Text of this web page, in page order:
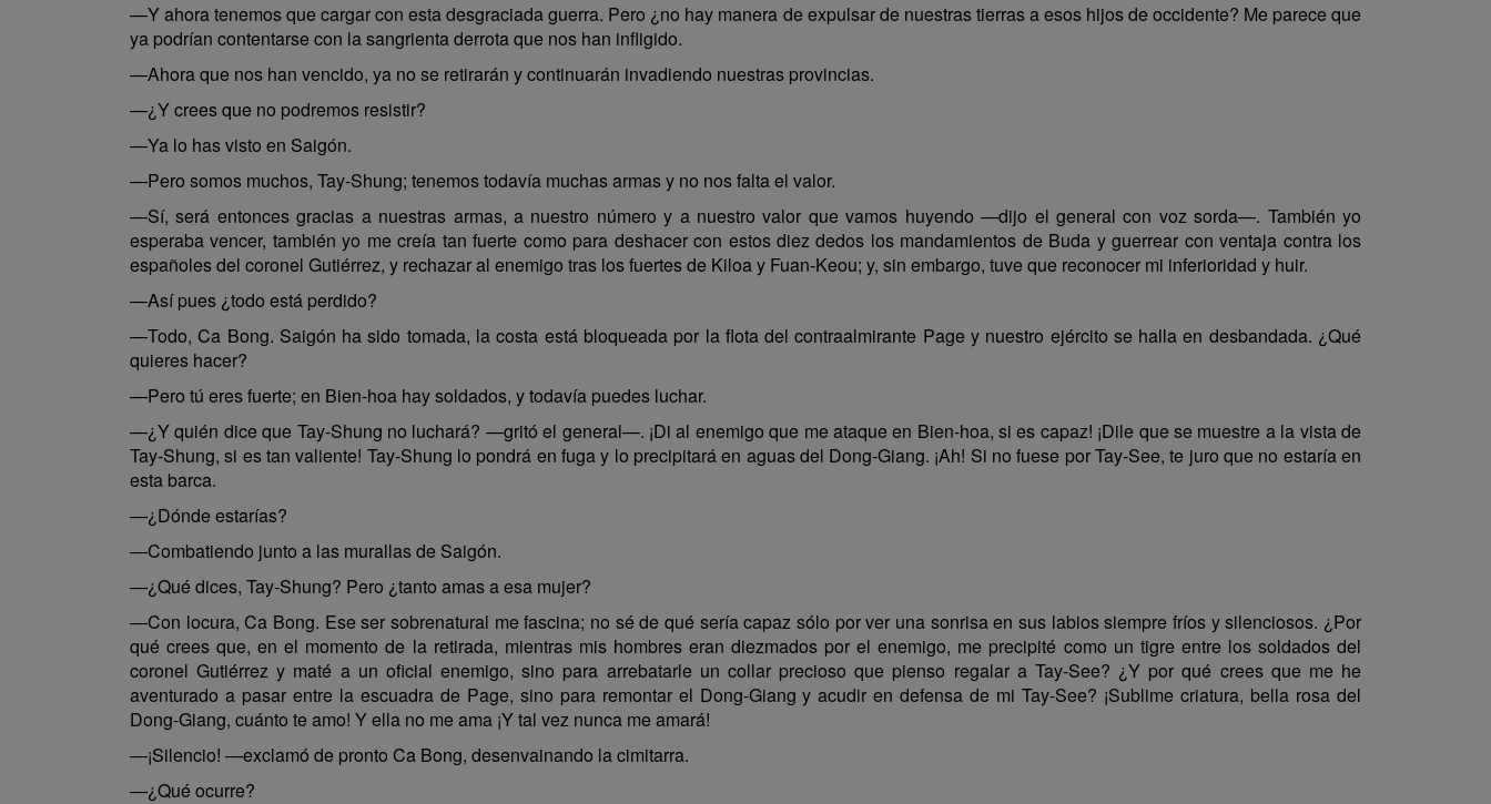
—Y ahora tenemos que cargar con esta desgraciada guerra. Pero ¿no hay manera de expulsar de nuestras tierras a esos hijos de occidente? Me parece que
ya podrían contentarse con la sangrienta derrota que nos han infligido.
—Ahora que nos han vencido, ya no se retirarán y continuarán invadiendo nuestras provincias.
—¿Y crees que no podremos resistir?
—Ya lo has visto en Saigón.
—Pero somos muchos, Tay-Shung; tenemos todavía muchas armas y no nos falta el valor.
—Sí, será entonces gracias a nuestras armas, a nuestro número y a nuestro valor que vamos huyendo —dijo el general con voz sorda—. También yo
esperaba vencer, también yo me creía tan fuerte como para deshacer con estos diez dedos los mandamientos de Buda y guerrear con ventaja contra los
españoles del coronel Gutiérrez, y rechazar al enemigo tras los fuertes de Kiloa y Fuan-Keou; y, sin embargo, tuve que reconocer mi inferioridad y huir.
—Así pues ¿todo está perdido?
—Todo, Ca Bong. Saigón ha sido tomada, la costa está bloqueada por la flota del contraalmirante Page y nuestro ejército se halla en desbandada. ¿Qué
quieres hacer?
—Pero tú eres fuerte; en Bien-hoa hay soldados, y todavía puedes luchar.
—¿Y quién dice que Tay-Shung no luchará? —gritó el general—. ¡Di al enemigo que me ataque en Bien-hoa, si es capaz! ¡Dile que se muestre a la vista de
Tay-Shung, si es tan valiente! Tay-Shung lo pondrá en fuga y lo precipitará en aguas del Dong-Giang. ¡Ah! Si no fuese por Tay-See, te juro que no estaría en
esta barca.
—¿Dónde estarías?
—Combatiendo junto a las murallas de Saigón.
—¿Qué dices, Tay-Shung? Pero ¿tanto amas a esa mujer?
—Con locura, Ca Bong. Ese ser sobrenatural me fascina; no sé de qué sería capaz sólo por ver una sonrisa en sus labios siempre fríos y silenciosos. ¿Por
qué crees que, en el momento de la retirada, mientras mis hombres eran diezmados por el enemigo, me precipité como un tigre entre los soldados del
coronel Gutiérrez y maté a un oficial enemigo, sino para arrebatarle un collar precioso que pienso regalar a Tay-See? ¿Y por qué crees que me he
aventurado a pasar entre la escuadra de Page, sino para remontar el Dong-Giang y acudir en defensa de mi Tay-See? ¡Sublime criatura, bella rosa del
Dong-Giang, cuánto te amo! Y ella no me ama ¡Y tal vez nunca me amará!
—¡Silencio! —exclamó de pronto Ca Bong, desenvainando la cimitarra.
—¿Qué ocurre?